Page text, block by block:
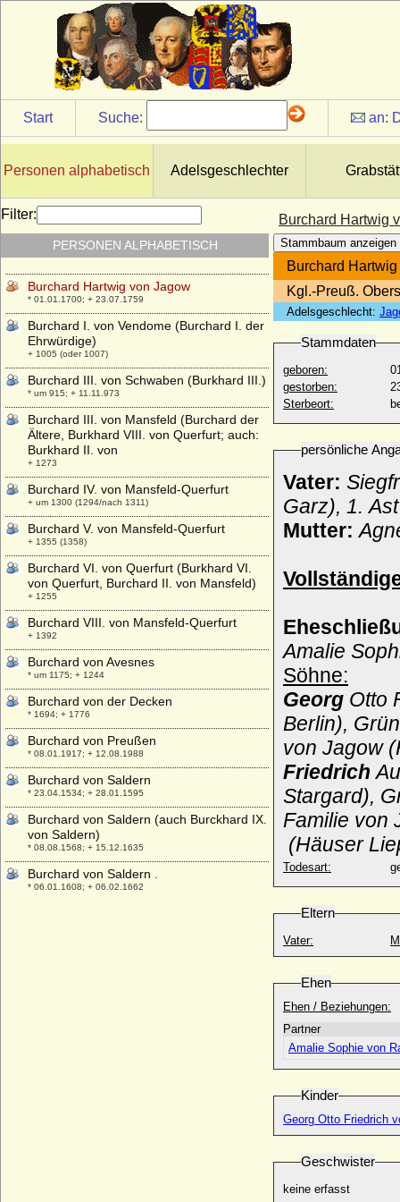
Start Suche: an:
Personen alphabetisch Adelsgeschlechter
Burchard Hartwig
Stammbaum anzeigen
Burchard
Kgl.-Preuß.
Adelsgeschlecht:
Stammdaten
geboren:
gestorben:
Sterbeort:
persönliche
Vater:
Garz), 1.
Mutter:
Amalie
Söhne:
Georg Otto
Berlin),
von Jagow
Friedrich
Stargard),
Familie von
(Häuser
Todesart:
Eltern
Vater:
Ehen
Ehen / Beziehungen:
Partner
Amalie Sophie von
Kinder
Georg Otto Friedrich
Geschwister
keine erfasst
Filter:
PERSONEN ALPHABETISCH
IX.)
* 21.06.1002; + 19.04.1054
Bruno von Hertzberg (Bruno Carl Adolf
Richard von Hertzberg)
* 23.07.1851; + 05.09.1906
Bruno von Kärnten (Papst Gregor V.)
* um 970; + 18.02.999
Bruno von Würzburg (Bruno von Kärnten)
Bruno zu Ysenburg und Büdingen in
* 14.06.1837; + 26.01.1906
Burchard Christoph von Münnich
(Burkhard Christoph von Münnich), Graf
* 09./19.05.1683; + 16./27.10.1767
Burchard Hartwig von Jagow
* 01.01.1700; + 23.07.1759
Burchard I. von Vendome (Burchard I. der
Ehrwürdige)
+ 1005 (oder 1007)
Burchard III. von Schwaben (Burkhard III.)
* um 915; + 11.11.973
Burchard III. von Mansfeld (Burchard der
Ältere, Burkhard VIII. von Querfurt; auch:
Burkhard II. von
+ 1273
Burchard IV. von Mansfeld-Querfurt
+ um 1300 (1294/nach 1311)
Burchard V. von Mansfeld-Querfurt
+ 1355 (1358)
Burchard VI. von Querfurt (Burkhard VI.
von Querfurt, Burchard II. von Mansfeld)
+ 1255
Burchard VIII. von Mansfeld-Querfurt
+ 1392
Burchard von Avesnes
* um 1175; + 1244
Burchard von der Decken
* 1694; + 1776
Burchard von Preußen
* 08.01.1917; + 12.08.1988
Burchard von Saldern
* 23.04.1534; + 28.01.1595
Burchard von Saldern (auch Burckhard IX.
von Saldern)
* 08.08.1568; + 15.12.1635
Burchard von Saldern .
* 06.01.1608; + 06.02.1662